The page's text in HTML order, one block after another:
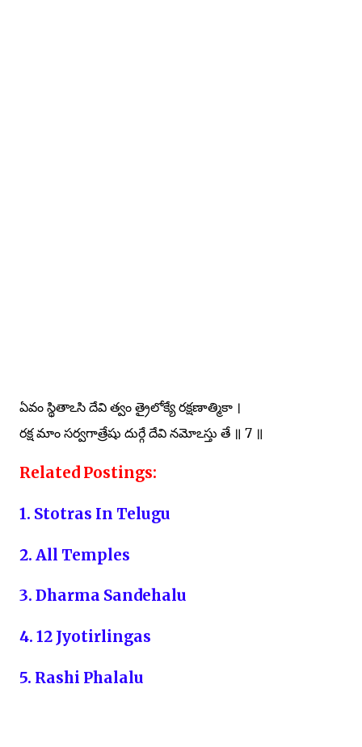
ఏవం స్థితాఽసి దేవి త్వం త్రైలోక్యే రక్షణాత్మికా ।
రక్ష మాం సర్వగాత్రేషు దుర్గే దేవి నమోఽస్తు తే ॥ 7 ॥
Related Postings:
1. Stotras In Telugu
2. All Temples
3. Dharma Sandehalu
4. 12 Jyotirlingas
5. Rashi Phalalu